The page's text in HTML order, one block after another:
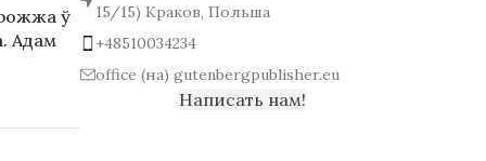
ў
Адам
15/15) Краков, Польша
+48510034234
office (на) gutenbergpublisher.eu
Написать нам!